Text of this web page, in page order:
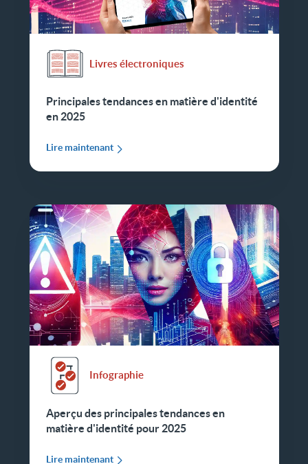
Livres électroniques
Principales tendances en matière d'identité
en 2025
Lire maintenant
Infographie
Aperçu des principales tendances en
matière d'identité pour 2025
Lire maintenant